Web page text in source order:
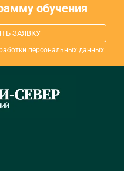
обучения
ЗАЯВКУ
персональных данных